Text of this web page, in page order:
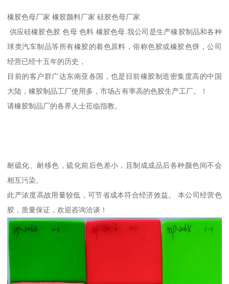
橡胶色母厂家 橡胶颜料厂家 硅胶色母厂家
供应硅橡胶色胶 色母 色料 橡胶色母.我公司是生产橡胶制品和各种
球类汽车制品等所有橡胶的着色原料，俗称色胶或橡胶色饼，公司
经营已经十五年的历史，
目前的客户群广达东南亚各国，也是目前橡胶制造密集度高的中国
大陆，橡胶制品工厂使用多，市场占有率高的色胶生产工厂。！
请橡胶制品厂的各界人士莅临指教。
耐硫化、耐移色，硫化前后色差小，且制成成品后各种颜色间不会
相互污染。
此产浓度高故用量较低，可节省成本符合经济效益。 本公司经营色
胶，质量保证，欢迎咨询洽谈！